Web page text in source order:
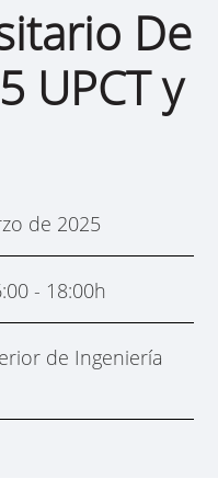
De
UPCT y
de 2025
- 18:00h
de Ingeniería